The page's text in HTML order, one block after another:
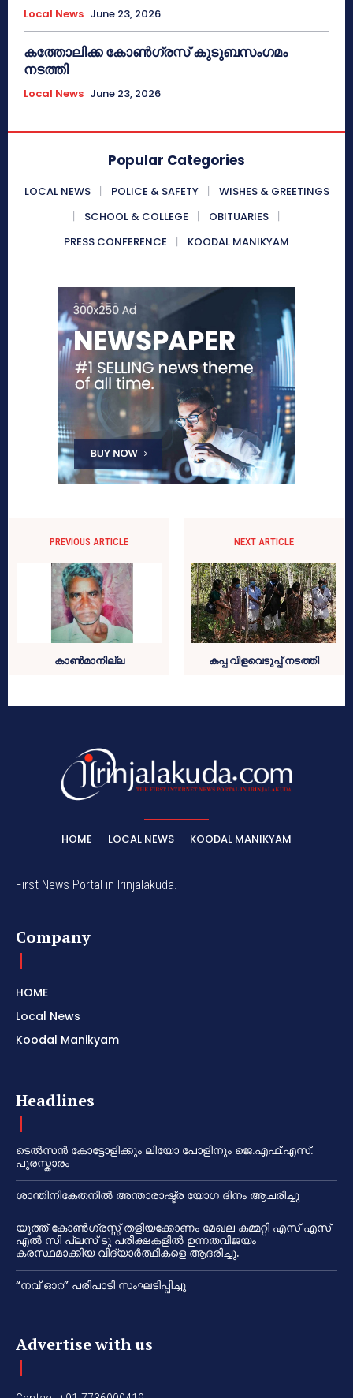
Local News June 23, 2026
കത്തോലിക്ക കോൺഗ്രസ് കുടുബസംഗമം
നടത്തി
Local News June 23, 2026
Popular Categories
LOCAL NEWS POLICE & SAFETY
WISHES & GREETINGS
SCHOOL & COLLEGE
OBITUARIES
PRESS CONFERENCE
KOODAL MANIKYAM
PREVIOUS ARTICLE
കാണ്‍മാനില്ല
NEXT ARTICLE
കപ്പ വിളവെടുപ്പ് നടത്തി
HOME LOCAL NEWS KOODAL MANIKYAM
First News Portal in Irinjalakuda.
Company
HOME
Local News
Koodal Manikyam
Headlines
ടെൽസൻ കോട്ടോളിക്കും ലിയോ പോളിനും ജെ.എഫ്.എസ്.
പുരസ്കാരം
ശാന്തിനികേതനിൽ അന്താരാഷ്ട്ര യോഗ ദിനം ആചരിച്ചു
യൂത്ത് കോൺഗ്രസ്സ് തളിയക്കോണം മേഖല കമ്മറ്റി എസ് എസ്
എൽ സി പ്ലസ് ടു പരീക്ഷകളിൽ ഉന്നതവിജയം
കരസ്ഥമാക്കിയ വിദ്യാർത്ഥികളെ ആദരിച്ചു.
“നവ് ഓറ” പരിപാടി സംഘടിപ്പിച്ചു
Advertise with us